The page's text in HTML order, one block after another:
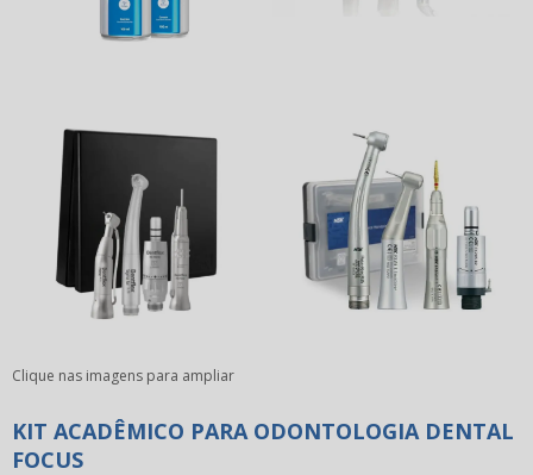
Clique nas imagens para ampliar
KIT ACADÊMICO PARA ODONTOLOGIA DENTAL
FOCUS